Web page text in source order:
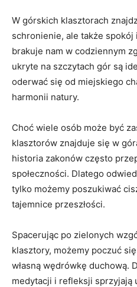
W górskich ‌klasztorach
schronienie, ale także
brakuje nam w codziennym
ukryte na szczytach gór⁣ są
oderwać się od‍ miejskiego
harmonii natury.
Choć⁢ wiele osób może ⁤być⁤
klasztorów znajduje się w
historia zakonów często
społeczności. Dlatego
tylko możemy poszukiwać
tajemnice przeszłości.
Spacerując po zielonych
klasztory, możemy poczuć
własną wędrówkę duchową.
medytacji i refleksji sprzyjają